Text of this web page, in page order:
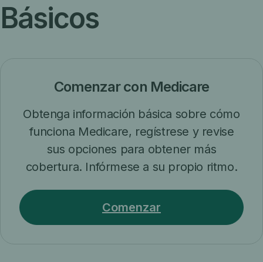
Básicos
Comenzar con Medicare
Obtenga información básica sobre cómo
funciona Medicare, regístrese y revise
sus opciones para obtener más
cobertura. Infórmese a su propio ritmo.
Comenzar